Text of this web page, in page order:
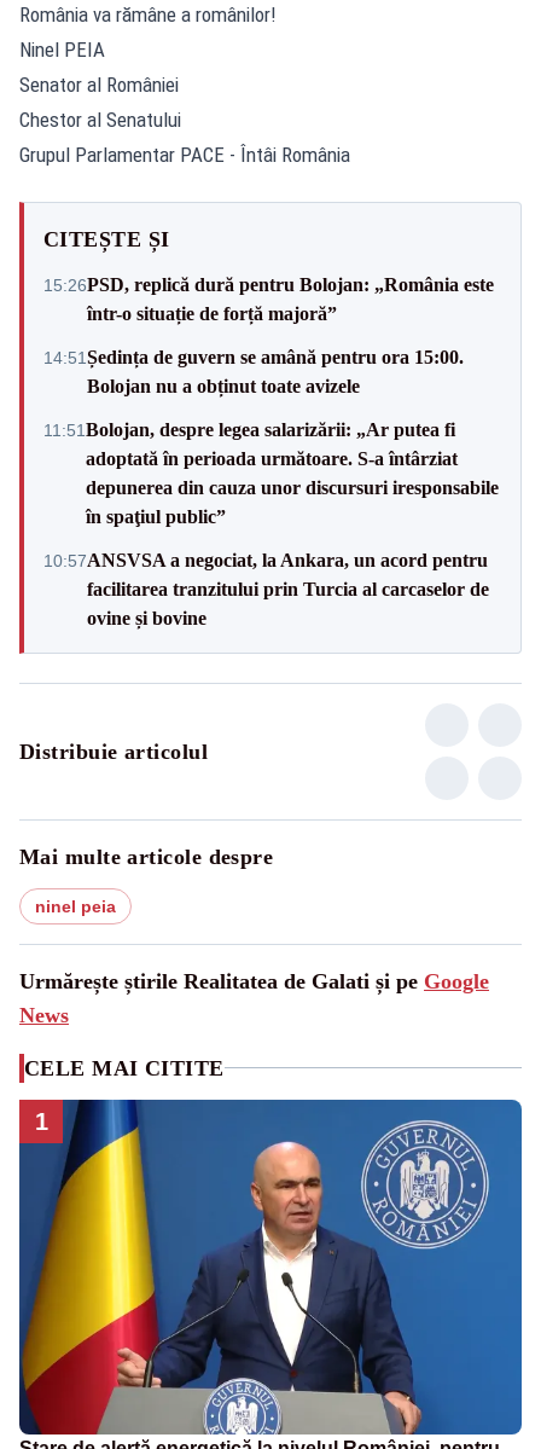
România va rămâne a românilor!
Ninel PEIA
Senator al României
Chestor al Senatului
Grupul Parlamentar PACE - Întâi România
CITEȘTE ȘI
15:26PSD, replică dură pentru Bolojan: „România este
într-o situație de forță majoră”
14:51Ședința de guvern se amână pentru ora 15:00.
Bolojan nu a obținut toate avizele
11:51Bolojan, despre legea salarizării: „Ar putea fi
adoptată în perioada următoare. S-a întârziat
depunerea din cauza unor discursuri iresponsabile
în spaţiul public”
10:57ANSVSA a negociat, la Ankara, un acord pentru
facilitarea tranzitului prin Turcia al carcaselor de
ovine și bovine
Distribuie articolul
Mai multe articole despre
ninel peia
Urmărește știrile Realitatea de Galati și pe Google
News
CELE MAI CITITE
1